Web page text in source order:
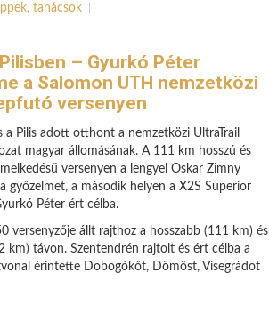
tanácsok
– Gyurkó Péter
a Salomon UTH nemzetközi
versenyen
a Pilis adott otthont a nemzetközi UltraTrail
magyar állomásának. A 111 km hosszú és
versenyen a lengyel Oskar Zimny
győzelmet, a második helyen a X2S Superior
Péter ért célba.
versenyzője állt rajthoz a hosszabb (111 km) és
km) távon. Szentendrén rajtolt és ért célba a
érintette Dobogókőt, Dömöst, Visegrádot